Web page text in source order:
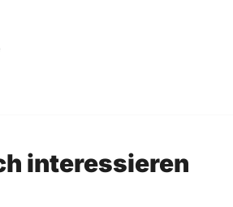
Raum
interessieren